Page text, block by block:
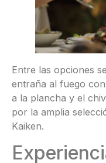
Entre las opciones
entraña al fuego
a la plancha y el
por la amplia
Kaiken.